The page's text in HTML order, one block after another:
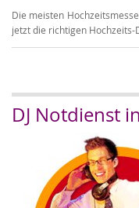
Die meisten
jetzt die richtigen
DJ Notdienst